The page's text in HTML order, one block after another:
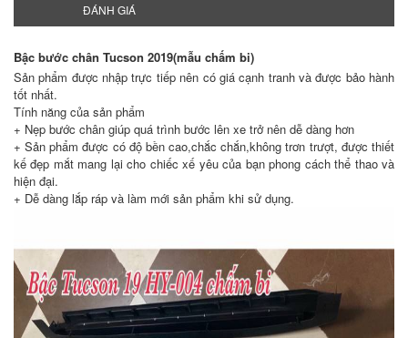
ĐÁNH GIÁ
Bậc bước chân Tucson 2019(mẫu chấm bi)
Sản phẩm được nhập trực tiếp nên có giá cạnh tranh và được bảo hành
tốt nhất.
Tính năng của sản phẩm
+ Nẹp bước chân giúp quá trình bước lên xe trở nên dễ dàng hơn
+ Sản phẩm được có độ bền cao,chắc chắn,không trơn trượt, được thiết
kế đẹp mắt mang lại cho chiếc xế yêu của bạn phong cách thể thao và
hiện đại.
+ Dễ dàng lắp ráp và làm mới sản phẩm khi sử dụng.